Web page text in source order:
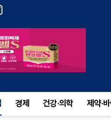
경제 건강·의학 제약·